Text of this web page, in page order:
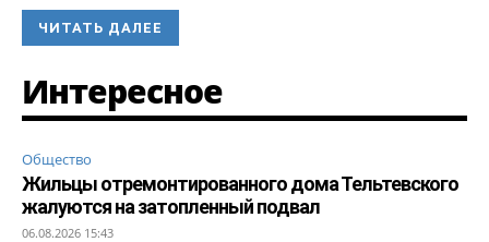
ЧИТАТЬ ДАЛЕЕ
Интересное
Общество
Жильцы отремонтированного дома Тельтевского
жалуются на затопленный подвал
06.08.2026 15:43